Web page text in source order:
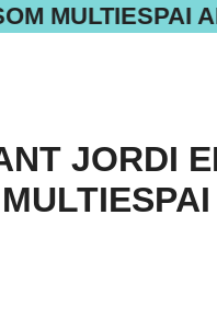
MULTIESPAI
JORDI
MULTIESPAI